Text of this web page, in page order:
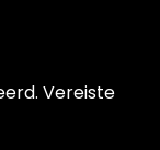
Vereiste